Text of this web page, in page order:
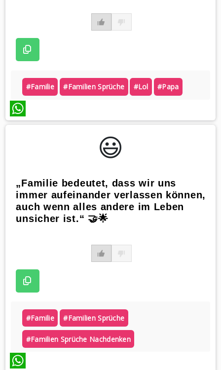
#familie #familien Sprüche #lol #papa
WhatsApp
😃️
„Familie bedeutet, dass wir uns
immer aufeinander verlassen können,
auch wenn alles andere im Leben
unsicher ist.“ 🤝🌟
#familie #familien Sprüche
#familien Sprüche Nachdenken